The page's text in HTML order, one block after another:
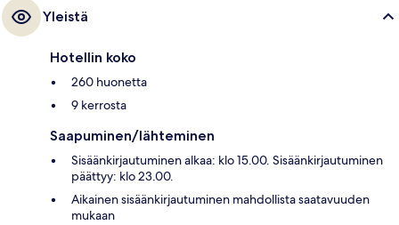
Yleistä
Hotellin koko
260 huonetta
9 kerrosta
Saapuminen/lähteminen
Sisäänkirjautuminen alkaa: klo 15.00. Sisäänkirjautuminen
päättyy: klo 23.00.
Aikainen sisäänkirjautuminen mahdollista saatavuuden
mukaan